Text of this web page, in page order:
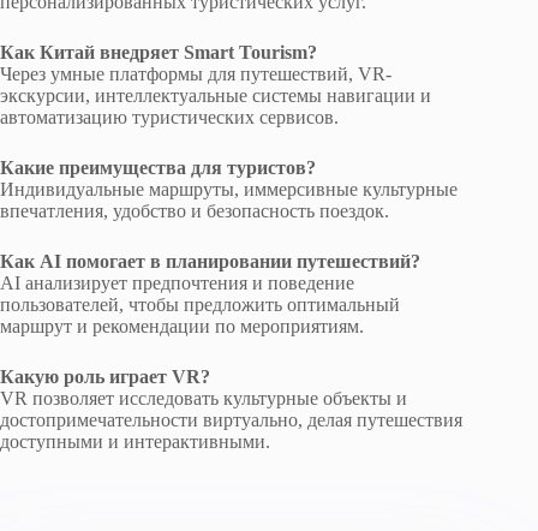
Как Китай внедряет Smart Tourism?
Через умные платформы для путешествий, VR-
экскурсии, интеллектуальные системы навигации и
автоматизацию туристических сервисов.
Какие преимущества для туристов?
Индивидуальные маршруты, иммерсивные культурные
впечатления, удобство и безопасность поездок.
Как AI помогает в планировании путешествий?
AI анализирует предпочтения и поведение
пользователей, чтобы предложить оптимальный
маршрут и рекомендации по мероприятиям.
Какую роль играет VR?
VR позволяет исследовать культурные объекты и
достопримечательности виртуально, делая путешествия
доступными и интерактивными.